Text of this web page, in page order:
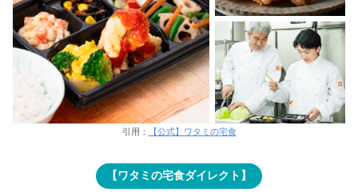
引用： 【公式】ワタミの宅食
【ワタミの宅食ダイレクト】